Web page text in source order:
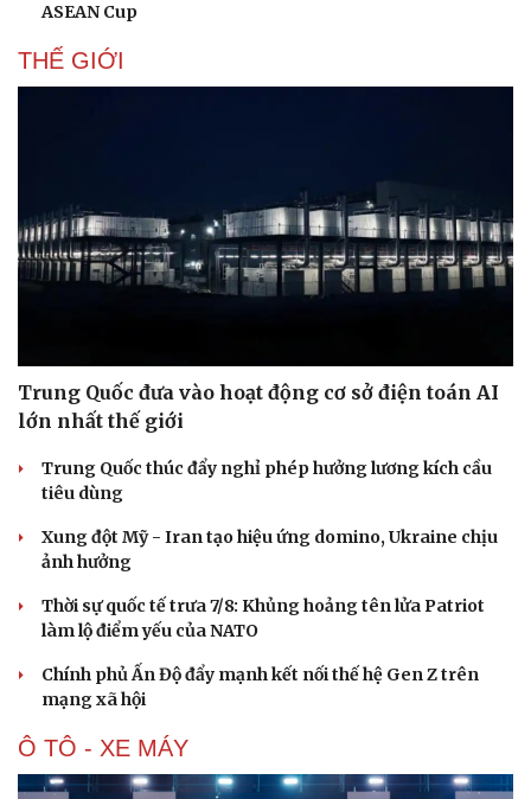
check-in
Đọc truyện đêm khuya
Cửa sổ tình yêu
Kể chuyện cho bé
Hạt giống tâm hồn
ASEAN Cup
THẾ GIỚI
Trung Quốc đưa vào hoạt động cơ sở điện toán AI
lớn nhất thế giới
Trung Quốc thúc đẩy nghỉ phép hưởng lương kích cầu
tiêu dùng
Xung đột Mỹ - Iran tạo hiệu ứng domino, Ukraine chịu
ảnh hưởng
Thời sự quốc tế trưa 7/8: Khủng hoảng tên lửa Patriot
làm lộ điểm yếu của NATO
Chính phủ Ấn Độ đẩy mạnh kết nối thế hệ Gen Z trên
mạng xã hội
Ô TÔ - XE MÁY